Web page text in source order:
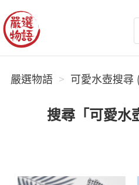
嚴選物語
嚴選物語 可愛水壺搜尋
搜尋「可愛水